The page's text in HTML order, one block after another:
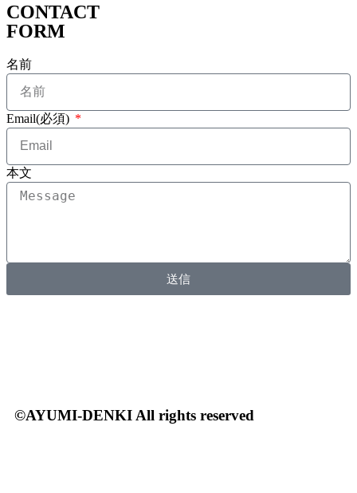
CONTACT
FORM
名前
Email(必須)
本文
送信
©AYUMI-DENKI All rights reserved